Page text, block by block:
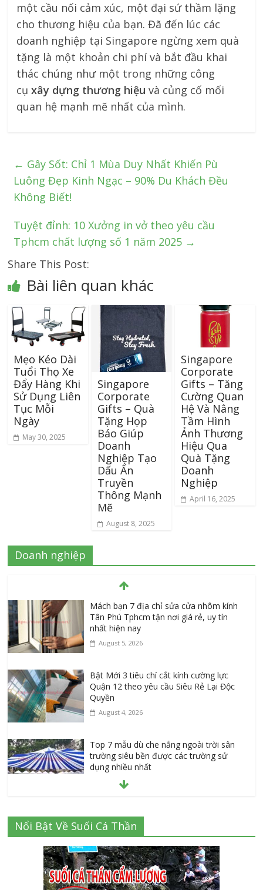
một cầu nối cảm xúc, một đại sứ thầm lặng
cho thương hiệu của bạn. Đã đến lúc các
doanh nghiệp tại Singapore ngừng xem quà
tặng là một khoản chi phí và bắt đầu khai
thác chúng như một trong những công
cụxây dựng thương hiệu và củng cố mối
quan hệ mạnh mẽ nhất của mình.
← Gây Sốt: Chỉ 1 Mùa Duy Nhất Khiến Pù
Luông Đẹp Kinh Ngạc – 90% Du Khách Đều
Không Biết!
Tuyệt đỉnh: 10 Xưởng in vở theo yêu cầu
Tphcm chất lượng số 1 năm 2025 →
Share This Post:
Bài liên quan khác
Mẹo Kéo Dài
Tuổi Thọ Xe
Đẩy Hàng Khi
Sử Dụng Liên
Tục Mỗi
Ngày
May 30, 2025
Singapore
Corporate
Gifts – Quà
Tặng Họp
Báo Giúp
Doanh
Nghiệp Tạo
Dấu Ấn
Truyền
Thông Mạnh
Mẽ
August 8, 2025
Singapore
Corporate
Gifts – Tăng
Cường Quan
Hệ Và Nâng
Tầm Hình
Ảnh Thương
Hiệu Qua
Quà Tặng
Doanh
Nghiệp
April 16, 2025
Doanh nghiệp
Mách bạn 7 địa chỉ sửa cửa nhôm kính
Tân Phú Tphcm tận nơi giá rẻ, uy tín
nhất hiện nay
August 5, 2026
Bật Mới 3 tiêu chí cắt kính cường lực
Quận 12 theo yêu cầu Siêu Rẻ Lại Độc
Quyền
August 4, 2026
Top 7 mẫu dù che nắng ngoài trời sân
trường siêu bền được các trường sử
dụng nhiều nhất
July 20, 2026
giá sỉ tại Tphcm uy tín được đánh giá
High
July 16, 2026
Cập nhật mới nhất: Vở học sinh 96 trang
Nổi Bật Về Suối Cá Thần